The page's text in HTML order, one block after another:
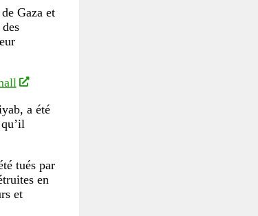
Gaza et
a été
tués par
en
et